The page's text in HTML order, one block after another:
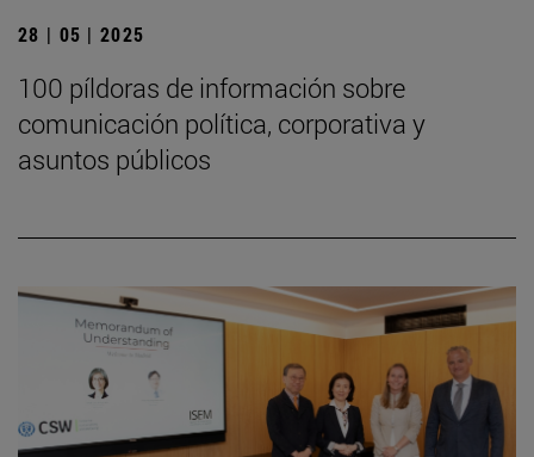
28 | 05 | 2025
100 píldoras de información sobre
comunicación política, corporativa y
asuntos públicos